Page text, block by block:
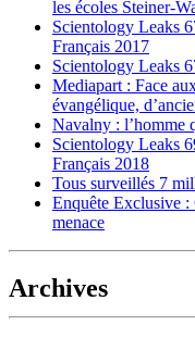
les écoles Steiner-
Scientology Leaks
Français 2017
Scientology Leaks
Mediapart : Face
évangélique,
Navalny : l’homme
Scientology Leaks
Français 2018
Tous surveillés 7
Enquête Exclusive :
menace
Archives